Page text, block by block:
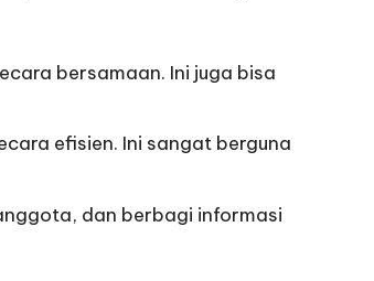
bersamaan. Ini juga bisa
efisien. Ini sangat berguna
dan berbagi informasi